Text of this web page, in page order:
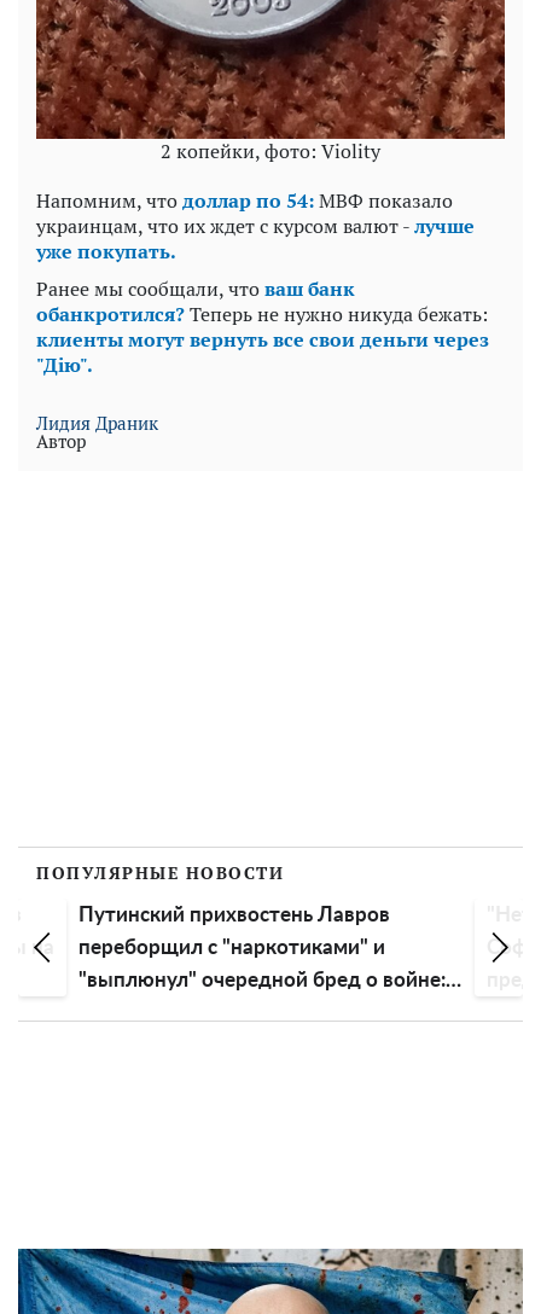
2 копейки, фото: Violity
Напомним, чтодоллар по 54:МВФ показало
украинцам, что их ждет с курсом валют -лучше
уже покупать.
Ранее мы сообщали, чтоваш банк
обанкротился?Теперь не нужно никуда бежать:
клиенты могут вернуть все свои деньги через
"Дію".
Лидия Драник
Автор
ПОПУЛЯРНЫЕ НОВОСТИ
Лавров
с "наркотиками" и
бред о войне:
"Нет репутации,
Софию Ротару прозвали
предательницей